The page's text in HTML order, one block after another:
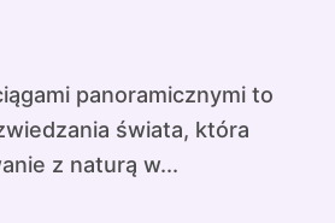
świata, która
z naturą w...